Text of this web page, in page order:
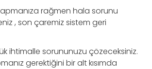
rağmen hala sorunu
, son çaremiz sistem geri
ihtimalle sorununuzu çözeceksiniz.
gerektiğini bir alt kısımda